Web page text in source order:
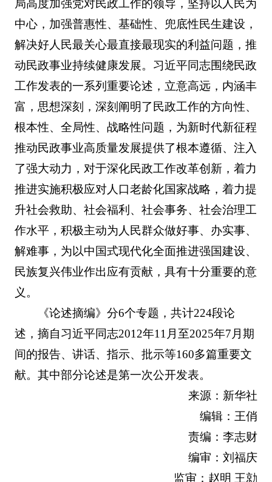
局高度加强党对民政工作的领导，坚持以人民为
中心，加强普惠性、基础性、兜底性民生建设，
解决好人民最关心最直接最现实的利益问题，推
动民政事业持续健康发展。习近平同志围绕民政
工作发表的一系列重要论述，立意高远，内涵丰
富，思想深刻，深刻阐明了民政工作的方向性、
根本性、全局性、战略性问题，为新时代新征程
推动民政事业高质量发展提供了根本遵循、注入
了强大动力，对于深化民政工作改革创新，着力
推进实施积极应对人口老龄化国家战略，着力提
升社会救助、社会福利、社会事务、社会治理工
作水平，积极主动为人民群众做好事、办实事、
解难事，为以中国式现代化全面推进强国建设、
民族复兴伟业作出应有贡献，具有十分重要的意
义。
《论述摘编》分6个专题，共计224段论
述，摘自习近平同志2012年11月至2025年7月期
间的报告、讲话、指示、批示等160多篇重要文
献。其中部分论述是第一次公开发表。
来源：新华社
编辑：王俏
责编：李志财
编审：刘福庆
监审：赵明 王勍